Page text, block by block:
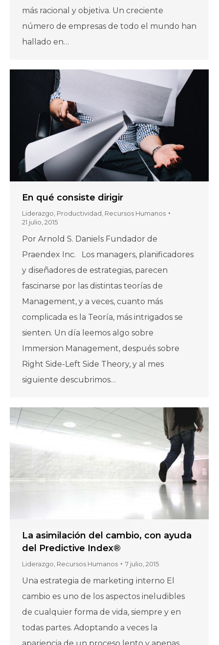
más racional y objetiva. Un creciente
número de empresas de todo el mundo han
hallado en…
En qué consiste dirigir
Liderazgo Productividad Recursos Humanos
21 julio, 2015
Por Arnold S. Daniels Fundador de
Praendex Inc. Los managers, planificadores
y diseñadores de estrategias, parecen
fascinarse por las distintas teorías de
Management, y a veces, cuanto más
complicada es la Teoría, más intrigados se
sienten. Un día leemos algo sobre
Immersion Management, después sobre
Right Side-Left Side Theory, y al mes
siguiente descubrimos…
La asimilación del cambio, con ayuda
del Predictive Index®
Liderazgo Recursos Humanos 7 julio, 2015
Una estrategia de marketing interno El
cambio es uno de los aspectos ineludibles
de cualquier forma de vida, siempre y en
todas partes. Adoptando a veces la